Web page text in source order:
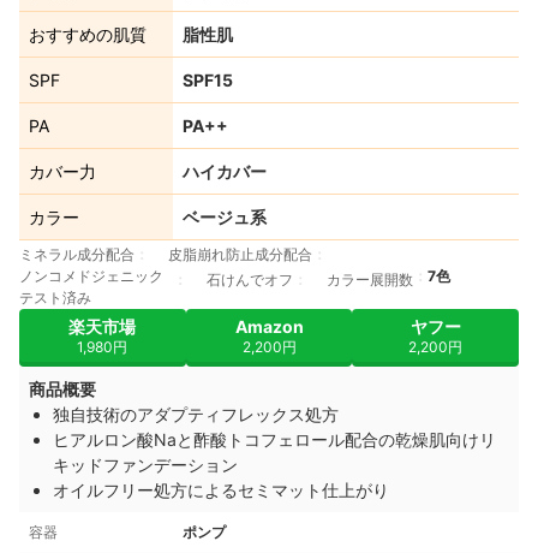
おすすめの肌質 脂性肌
SPF SPF15
PA PA++
カバー力 ハイカバー
カラー ベージュ系
ミネラル成分配合
皮脂崩れ防止成分配合
ノンコメドジェニック
テスト済み
石けんでオフ カラー展開数 7色
楽天市場
1,980円
Amazon
2,200円
ヤフー
2,200円
商品概要
独自技術のアダプティフレックス処方
ヒアルロン酸Naと酢酸トコフェロール配合の乾燥肌向けリ
キッドファンデーション
オイルフリー処方によるセミマット仕上がり
容器 ポンプ